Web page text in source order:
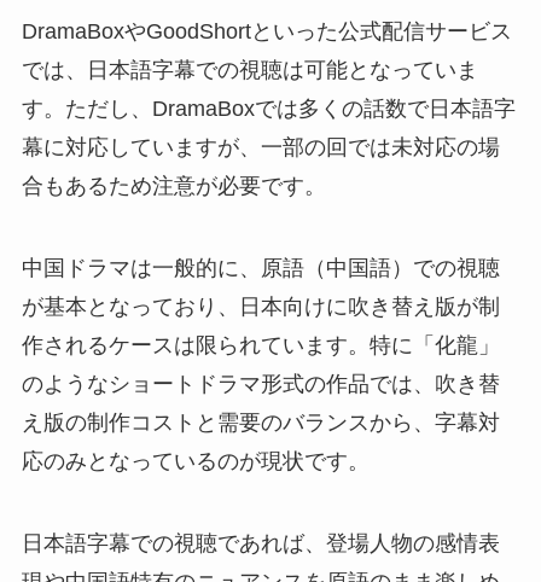
DramaBoxやGoodShortといった公式配信サービス
では、日本語字幕での視聴は可能となっていま
す。ただし、DramaBoxでは多くの話数で日本語字
幕に対応していますが、一部の回では未対応の場
合もあるため注意が必要です。
中国ドラマは一般的に、原語（中国語）での視聴
が基本となっており、日本向けに吹き替え版が制
作されるケースは限られています。特に「化龍」
のようなショートドラマ形式の作品では、吹き替
え版の制作コストと需要のバランスから、字幕対
応のみとなっているのが現状です。
日本語字幕での視聴であれば、登場人物の感情表